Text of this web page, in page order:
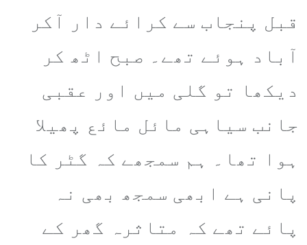
قبل پنجاب سے کرائے دار آکر
آباد ہوئے تھے۔ صبح اٹھ کر
دیکھا تو گلی میں اور عقبی
جانب سیاہی مائل مائع پھیلا
ہوا تھا۔ ہم سمجھے کہ گٹر کا
پانی ہے ابھی سمجھ بھی نہ
پائے تھے کہ متاثرہ گھر کے